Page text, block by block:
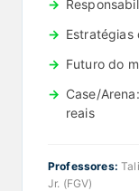
Futuro do
Case/
reais
Professores:
Jr. (FGV)